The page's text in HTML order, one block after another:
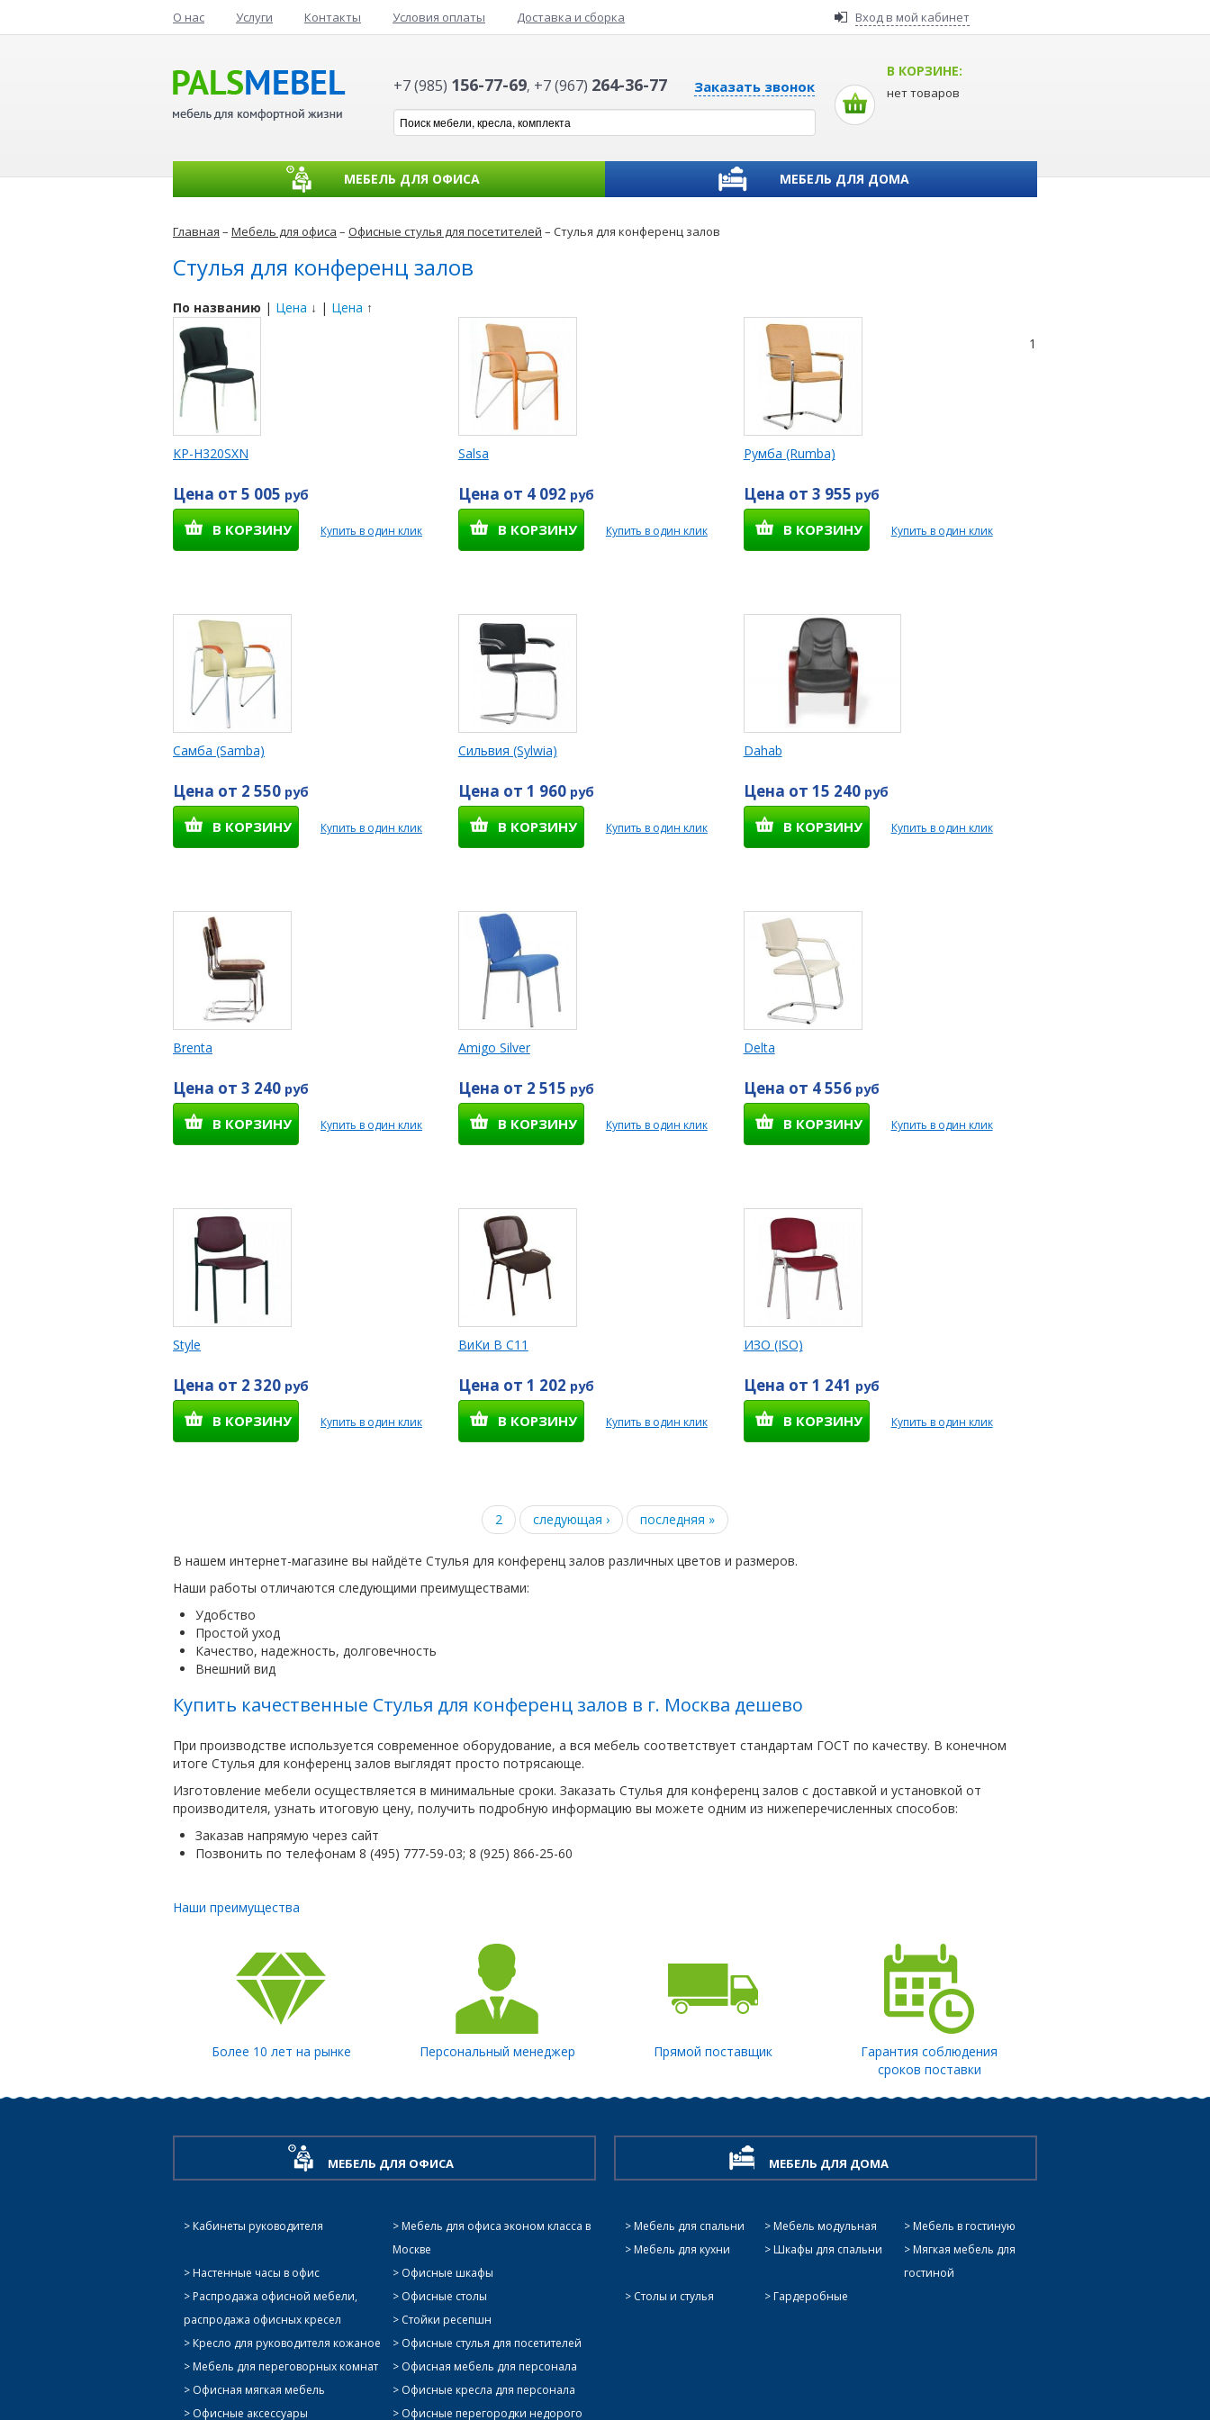
О нас Услуги Контакты Условия оплаты Доставка и сборка Вход в мой кабинет
+7 (985) 156-77-69, +7 (967) 264-36-77 Заказать звонок
В КОРЗИНЕ:
нет товаров
МЕБЕЛЬ ДЛЯ ОФИСА МЕБЕЛЬ ДЛЯ ДОМА
Главная – Мебель для офиса – Офисные стулья для посетителей – Стулья для конференц залов
Стулья для конференц залов
По названию | Цена ↓ | Цена ↑
KP-H320SXN
Цена от 5 005 руб
В КОРЗИНУ Купить в один клик
Salsa
Цена от 4 092 руб
В КОРЗИНУ Купить в один клик
Румба (Rumba)
Цена от 3 955 руб
В КОРЗИНУ Купить в один клик
Самба (Samba)
Цена от 2 550 руб
В КОРЗИНУ Купить в один клик
Сильвия (Sylwia)
Цена от 1 960 руб
В КОРЗИНУ Купить в один клик
Dahab
Цена от 15 240 руб
В КОРЗИНУ Купить в один клик
Brenta
Цена от 3 240 руб
В КОРЗИНУ Купить в один клик
Amigo Silver
Цена от 2 515 руб
В КОРЗИНУ Купить в один клик
Delta
Цена от 4 556 руб
В КОРЗИНУ Купить в один клик
Style
Цена от 2 320 руб
В КОРЗИНУ Купить в один клик
ВиКи B C11
Цена от 1 202 руб
В КОРЗИНУ Купить в один клик
ИЗО (ISO)
Цена от 1 241 руб
В КОРЗИНУ Купить в один клик
1
2 следующая › последняя »
В нашем интернет-магазине вы найдёте Стулья для конференц залов различных цветов и размеров.
Наши работы отличаются следующими преимуществами:
Удобство
Простой уход
Качество, надежность, долговечность
Внешний вид
Купить качественные Стулья для конференц залов в г. Москва дешево
При производстве используется современное оборудование, а вся мебель соответствует стандартам ГОСТ по качеству. В конечном
итоге Стулья для конференц залов выглядят просто потрясающе.
Изготовление мебели осуществляется в минимальные сроки. Заказать Стулья для конференц залов с доставкой и установкой от
производителя, узнать итоговую цену, получить подробную информацию вы можете одним из нижеперечисленных способов:
Заказав напрямую через сайт
Позвонить по телефонам 8 (495) 777-59-03; 8 (925) 866-25-60
Наши преимущества
Более 10 лет на рынке Персональный менеджер Прямой поставщик
Гарантия соблюдения
сроков поставки
МЕБЕЛЬ ДЛЯ ОФИСА
Кабинеты руководителя
Мебель для офиса эконом класса в
Москве
Настенные часы в офис
Офисные шкафы
Распродажа офисной мебели,
распродажа офисных кресел
Офисные столы
Стойки ресепшн
Кресло для руководителя кожаное
Офисные стулья для посетителей
Мебель для переговорных комнат
Офисная мебель для персонала
Офисная мягкая мебель
Офисные кресла для персонала
Офисные аксессуары
Офисные перегородки недорого
МЕБЕЛЬ ДЛЯ ДОМА
Мебель для спальни Мебель модульная
Мебель в гостиную
Мебель для кухни
Шкафы для спальни
Мягкая мебель для
гостиной
Столы и стулья
Гардеробные